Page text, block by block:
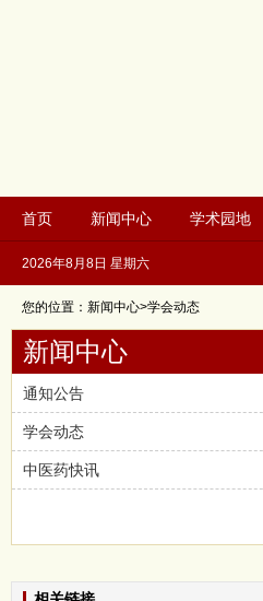
首页 新闻中心 学术园地
2026年8月8日 星期六
您的位置：新闻中心>学会动态
新闻中心
通知公告
学会动态
中医药快讯